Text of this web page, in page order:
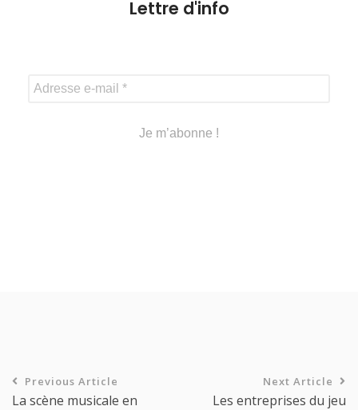
Lettre d'info
Previous Article
La scène musicale en
Next Article
Les entreprises du jeu